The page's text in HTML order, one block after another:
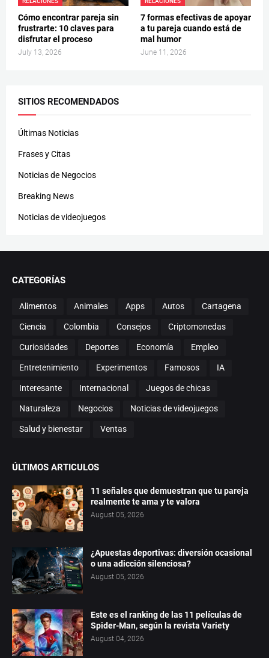
Cómo encontrar pareja sin
frustrarte: 10 claves para
disfrutar el proceso
July 13, 2026
7 formas efectivas de apoyar
a tu pareja cuando está de
mal humor
June 11, 2026
SITIOS RECOMENDADOS
Últimas Noticias
Frases y Citas
Noticias de Negocios
Breaking News
Noticias de videojuegos
CATEGORÍAS
Alimentos Animales Apps Autos Cartagena
Ciencia Colombia Consejos Criptomonedas
Curiosidades Deportes Economía Empleo
Entretenimiento Experimentos Famosos IA
Interesante Internacional Juegos de chicas
Naturaleza Negocios Noticias de videojuegos
Salud y bienestar Ventas
ÚLTIMOS ARTICULOS
11 señales que demuestran que tu pareja
realmente te ama y te valora
August 05, 2026
¿Apuestas deportivas: diversión ocasional
o una adicción silenciosa?
August 05, 2026
Este es el ranking de las 11 películas de
Spider-Man, según la revista Variety
August 04, 2026